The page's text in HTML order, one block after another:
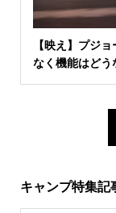
【映え】プジ
なく機能はどう
キャンプ特集記